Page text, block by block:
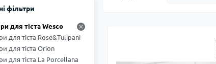
фільтри
для тіста Wesco
для тіста Rose&Tulipani
для тіста Orion
для тіста La Porcellana